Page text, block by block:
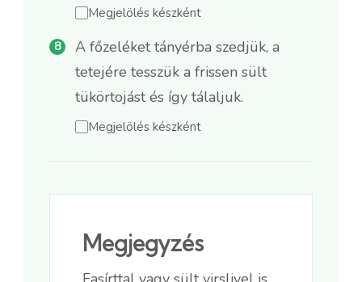
Megjelölés készként
A főzeléket tányérba szedjük, a
tetejére tesszük a frissen sült
tükörtojást és így tálaljuk.
Megjelölés készként
Megjegyzés